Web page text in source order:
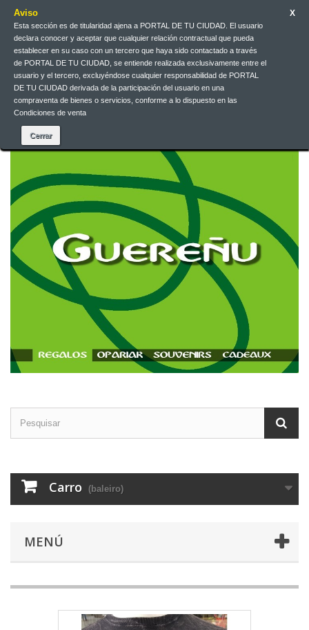
Aviso
Esta sección es de titularidad ajena a PORTAL DE TU CIUDAD. El usuario
declara conocer y aceptar que cualquier relación contractual que pueda
establecer en su caso con un tercero que haya sido contactado a través
de PORTAL DE TU CIUDAD, se entiende realizada exclusivamente entre el
usuario y el tercero, excluyéndose cualquier responsabilidad de PORTAL
DE TU CIUDAD derivada de la participación del usuario en una
compraventa de bienes o servicios, conforme a lo dispuesto en las
Condiciones de venta
X
Iniciar sesión
EUR
Galego
Galego
Carro (baleiro)
MENÚ